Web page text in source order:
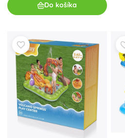
Do košíka